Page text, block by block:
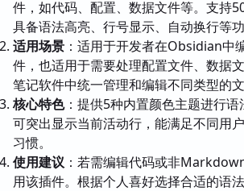
件，如代码、配置、数据文件等。支持
具备语法高亮、行号显示、自动换行等功
适用场景 ：适用于开发者在Obsidian中
件，也适用于需要处理配置文件、数据
笔记软件中统一管理和编辑不同类型的文
核心特色：提供5种内置颜色主题进行
可突出显示当前活动行，能满足不同用
习惯。
使用建议 ：若需编辑代码或非
用该插件。根据个人喜好选择合适的语